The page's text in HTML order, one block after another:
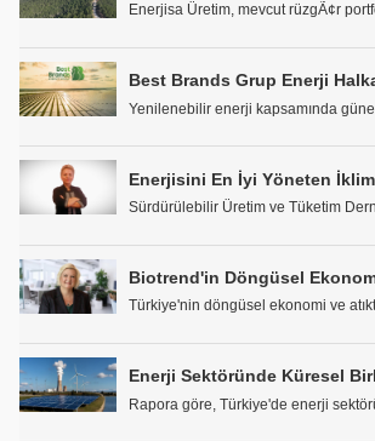
Yenilenebilir enerji kapsamında
Sürdürülebilir Üretim ve Tüketim
Türkiye'nin döngüsel ekonomi ve
Rapora göre, Türkiye'de enerji